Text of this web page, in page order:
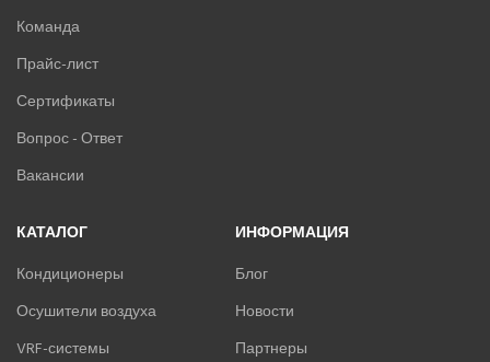
Команда
Прайс-лист
Сертификаты
Вопрос - Ответ
Вакансии
КАТАЛОГ
Кондиционеры
Осушители воздуха
VRF-системы
ИНФОРМАЦИЯ
Блог
Новости
Партнеры